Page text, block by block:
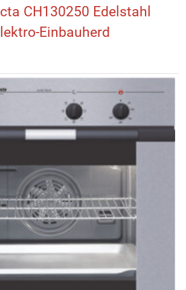
CH130250 Edelstahl
Einbauherd